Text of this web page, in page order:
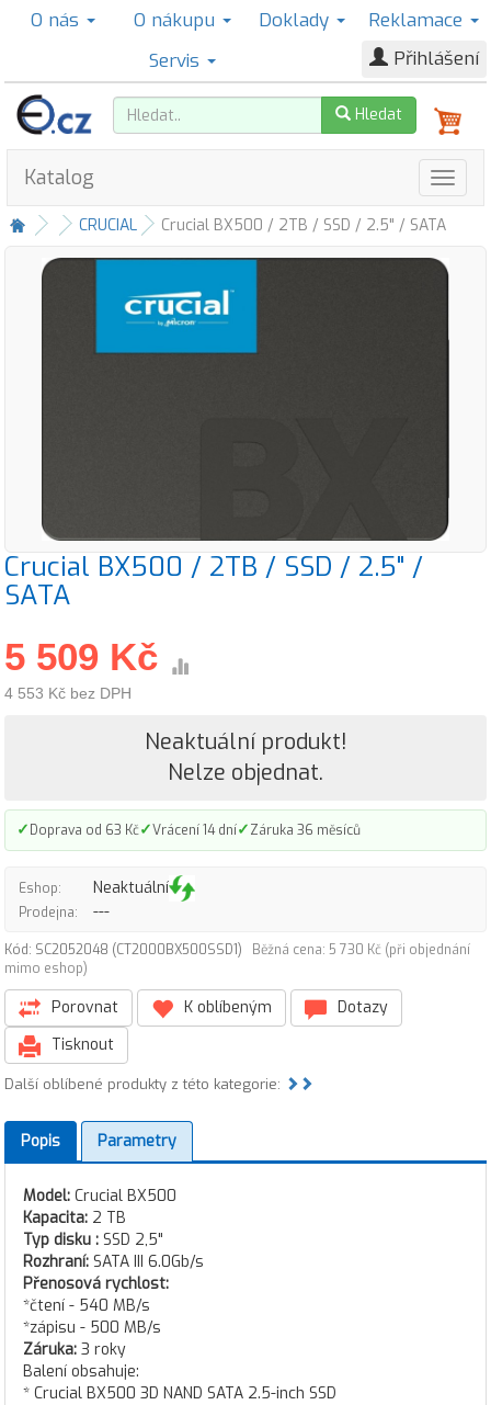
O nás O nákupu Doklady
Reklamace
Servis
Přihlášení
Hledat
Katalog
CRUCIAL Crucial BX500 / 2TB / SSD / 2.5" / SATA
Crucial BX500 / 2TB / SSD / 2.5" /
SATA
5 509 Kč
4 553 Kč bez DPH
Neaktuální produkt!
Nelze objednat.
✓Doprava od 63 Kč✓Vrácení 14 dní✓Záruka 36 měsíců
Eshop: Neaktuální
Prodejna: ---
Kód: SC2052048 (CT2000BX500SSD1)
Běžná cena: 5 730 Kč (při objednání
mimo eshop)
Porovnat K oblíbeným
Dotazy
Tisknout
Další oblíbené produkty z této kategorie:
Popis Parametry
Model: Crucial BX500
Kapacita: 2 TB
Typ disku : SSD 2,5"
Rozhraní: SATA III 6.0Gb/s
Přenosová rychlost:
*čtení - 540 MB/s
*zápisu - 500 MB/s
Záruka: 3 roky
Balení obsahuje:
* Crucial BX500 3D NAND SATA 2.5-inch SSD